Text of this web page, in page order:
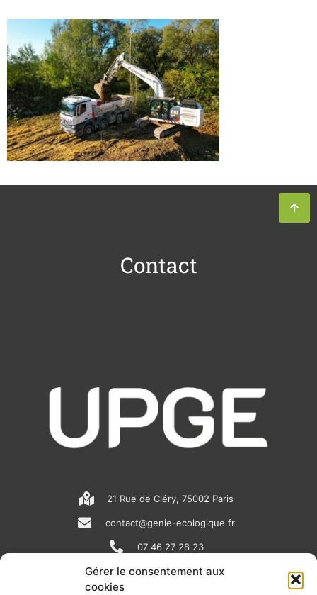
Gérer le consentement aux
cookies
Contact
21 Rue de Cléry, 75002 Paris
contact@genie-ecologique.fr
07 46 27 28 23